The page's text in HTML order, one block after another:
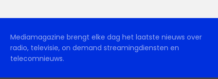
Mediamagazine brengt elke dag het laatste nieuws over
radio, televisie, on demand streamingdiensten en
telecomnieuws.